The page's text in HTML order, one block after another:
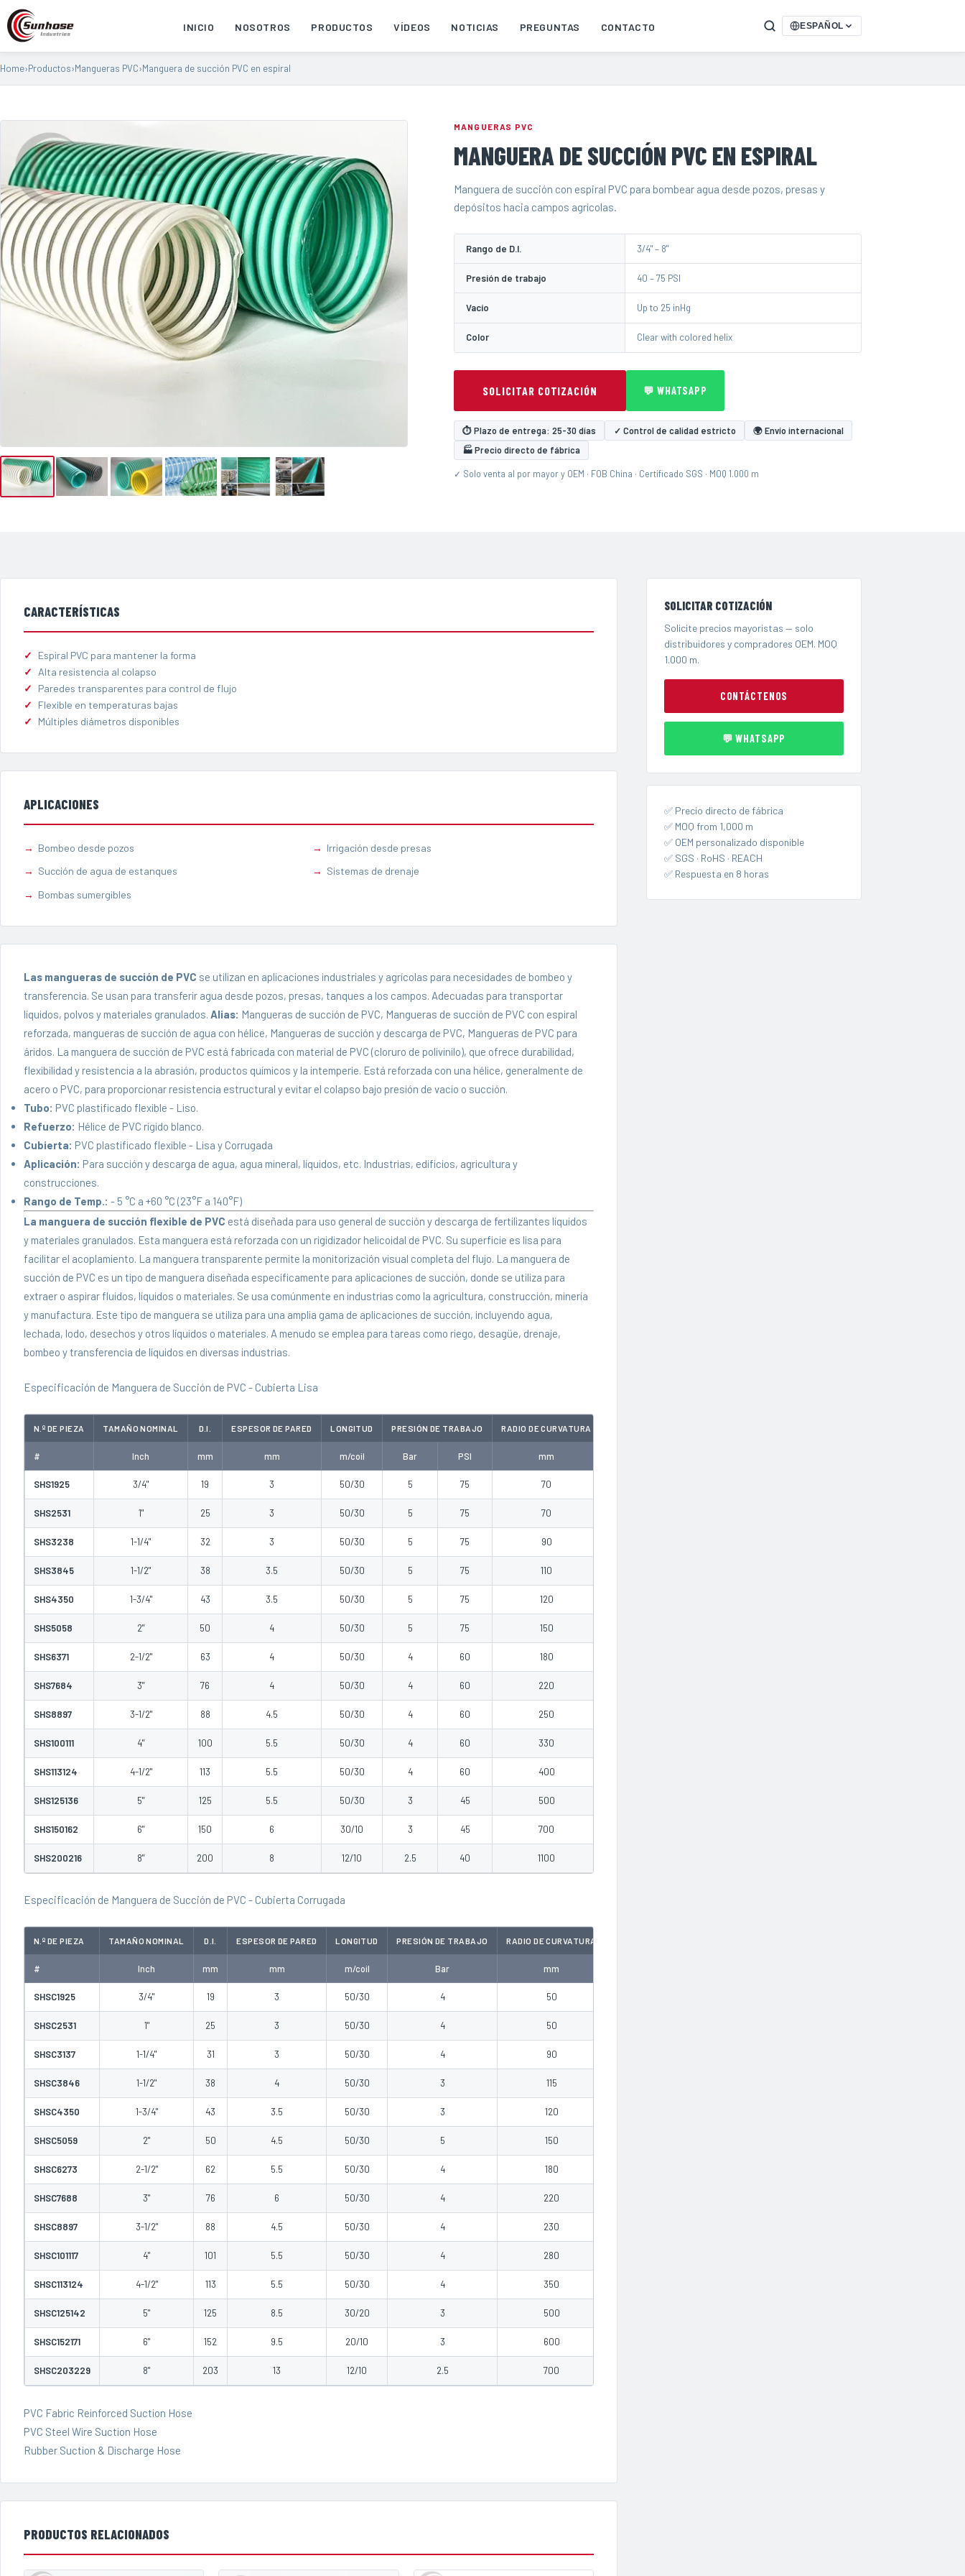
INICIO NOSOTROS PRODUCTOS VÍDEOS NOTICIAS PREGUNTAS CONTACTO ESPAÑOL
Home›Productos›Mangueras PVC›Manguera de succión PVC en espiral
MANGUERAS PVC
MANGUERA DE SUCCIÓN PVC EN ESPIRAL
Manguera de succión con espiral PVC para bombear agua desde pozos, presas y
depósitos hacia campos agrícolas.
Rango de D.I. 3/4" – 8"
Presión de trabajo 40 – 75 PSI
Vacío Up to 25 inHg
Color Clear with colored helix
SOLICITAR COTIZACIÓN 💬 WHATSAPP
⏱ Plazo de entrega: 25-30 días ✓ Control de calidad estricto
🌍 Envío internacional
🏭 Precio directo de fábrica
✓ Solo venta al por mayor y OEM · FOB China · Certificado SGS · MOQ 1.000 m
CARACTERÍSTICAS
Espiral PVC para mantener la forma
Alta resistencia al colapso
Paredes transparentes para control de flujo
Flexible en temperaturas bajas
Múltiples diámetros disponibles
APLICACIONES
Bombeo desde pozos
Irrigación desde presas
Succión de agua de estanques
Sistemas de drenaje
Bombas sumergibles
Las mangueras de succión de PVC se utilizan en aplicaciones industriales y agrícolas para necesidades de bombeo y
transferencia. Se usan para transferir agua desde pozos, presas, tanques a los campos. Adecuadas para transportar
líquidos, polvos y materiales granulados. Alias: Mangueras de succión de PVC, Mangueras de succión de PVC con espiral
reforzada, mangueras de succión de agua con hélice, Mangueras de succión y descarga de PVC, Mangueras de PVC para
áridos. La manguera de succión de PVC está fabricada con material de PVC (cloruro de polivinilo), que ofrece durabilidad,
flexibilidad y resistencia a la abrasión, productos químicos y la intemperie. Está reforzada con una hélice, generalmente de
acero o PVC, para proporcionar resistencia estructural y evitar el colapso bajo presión de vacío o succión.
Tubo: PVC plastificado flexible - Liso.
Refuerzo: Hélice de PVC rígido blanco.
Cubierta: PVC plastificado flexible - Lisa y Corrugada
Aplicación: Para succión y descarga de agua, agua mineral, líquidos, etc. Industrias, edificios, agricultura y
construcciones.
Rango de Temp.: - 5 °C a +60 °C (23°F a 140°F)
La manguera de succión flexible de PVC está diseñada para uso general de succión y descarga de fertilizantes líquidos
y materiales granulados. Esta manguera está reforzada con un rigidizador helicoidal de PVC. Su superficie es lisa para
facilitar el acoplamiento. La manguera transparente permite la monitorización visual completa del flujo. La manguera de
succión de PVC es un tipo de manguera diseñada específicamente para aplicaciones de succión, donde se utiliza para
extraer o aspirar fluidos, líquidos o materiales. Se usa comúnmente en industrias como la agricultura, construcción, minería
y manufactura. Este tipo de manguera se utiliza para una amplia gama de aplicaciones de succión, incluyendo agua,
lechada, lodo, desechos y otros líquidos o materiales. A menudo se emplea para tareas como riego, desagüe, drenaje,
bombeo y transferencia de líquidos en diversas industrias.
Especificación de Manguera de Succión de PVC - Cubierta Lisa
N.º DE PIEZA TAMAÑO NOMINAL D.I. ESPESOR DE PARED LONGITUD PRESIÓN DE TRABAJO RADIO DE CURVATURA
#
Inch mm mm m/coil Bar PSI mm
SHS1925 3/4" 19 3 50/30 5 75 70
SHS2531 1" 25 3 50/30 5 75 70
SHS3238 1-1/4" 32 3 50/30 5 75 90
SHS3845 1-1/2" 38 3.5 50/30 5 75 110
SHS4350 1-3/4" 43 3.5 50/30 5 75 120
SHS5058 2" 50 4 50/30 5 75 150
SHS6371 2-1/2" 63 4 50/30 4 60 180
SHS7684 3" 76 4 50/30 4 60 220
SHS8897 3-1/2" 88 4.5 50/30 4 60 250
SHS100111 4" 100 5.5 50/30 4 60 330
SHS113124 4-1/2" 113 5.5 50/30 4 60 400
SHS125136 5" 125 5.5 50/30 3 45 500
SHS150162 6" 150 6 30/10 3 45 700
SHS200216 8" 200 8 12/10 2.5 40 1100
Especificación de Manguera de Succión de PVC - Cubierta Corrugada
N.º DE PIEZA TAMAÑO NOMINAL D.I. ESPESOR DE PARED LONGITUD PRESIÓN DE TRABAJO RADIO DE CURVATURA
#
Inch mm mm m/coil Bar mm
SHSC1925 3/4" 19 3 50/30 4 50
SHSC2531 1" 25 3 50/30 4 50
SHSC3137 1-1/4" 31 3 50/30 4 90
SHSC3846 1-1/2" 38 4 50/30 3 115
SHSC4350 1-3/4" 43 3.5 50/30 3 120
SHSC5059 2" 50 4.5 50/30 5 150
SHSC6273 2-1/2" 62 5.5 50/30 4 180
SHSC7688 3" 76 6 50/30 4 220
SHSC8897 3-1/2" 88 4.5 50/30 4 230
SHSC101117 4" 101 5.5 50/30 4 280
SHSC113124 4-1/2" 113 5.5 50/30 4 350
SHSC125142 5" 125 8.5 30/20 3 500
SHSC152171 6" 152 9.5 20/10 3 600
SHSC203229 8" 203 13 12/10 2.5 700
PVC Fabric Reinforced Suction Hose
PVC Steel Wire Suction Hose
Rubber Suction & Discharge Hose
PRODUCTOS RELACIONADOS
SOLICITAR COTIZACIÓN
Solicite precios mayoristas — solo
distribuidores y compradores OEM. MOQ
1.000 m.
CONTÁCTENOS
💬 WHATSAPP
✅ Precio directo de fábrica
✅ MOQ from 1,000 m
✅ OEM personalizado disponible
✅ SGS · RoHS · REACH
✅ Respuesta en 8 horas